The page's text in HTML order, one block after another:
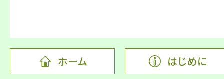
ホーム はじめに